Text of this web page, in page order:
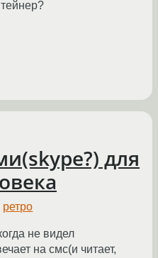
для
ретро
не видел
на смс(и читает,